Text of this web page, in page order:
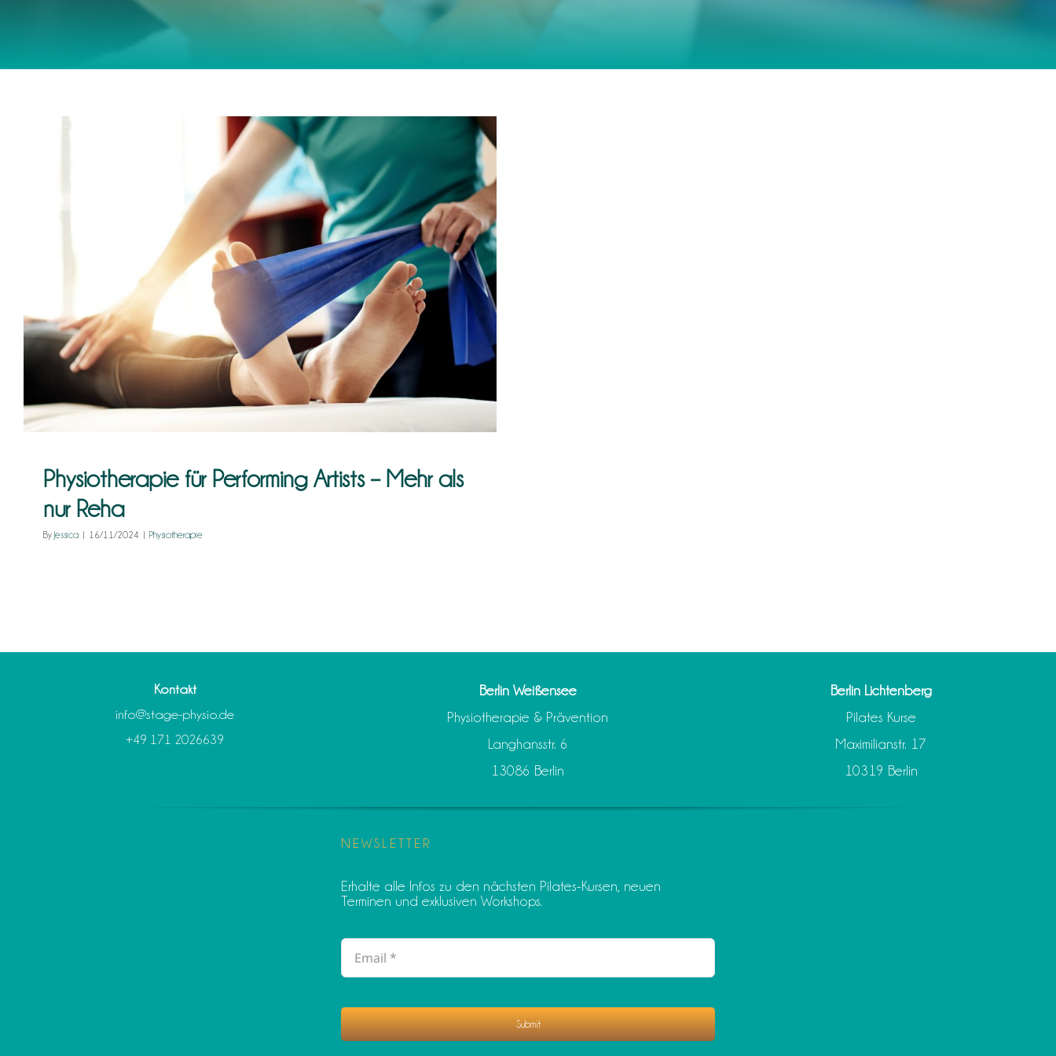
Physiotherapie für Performing Artists – Mehr als nur
Reha
Physiotherapie
Physiotherapie für Performing Artists – Mehr als
nur Reha
By Jessica 16/11/2024 Physiotherapie
Kontakt
info@stage-physio.de
+49 171 2026639
Berlin Weißensee
Physiotherapie & Prävention
Langhansstr. 6
13086 Berlin
Berlin Lichtenberg
Pilates Kurse
Maximilianstr. 17
10319 Berlin
NEWSLETTER
Erhalte alle Infos zu den nächsten Pilates-Kursen, neuen
Terminen und exklusiven Workshops.
Submit